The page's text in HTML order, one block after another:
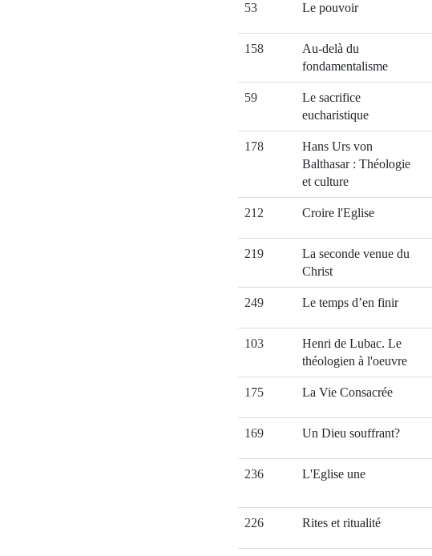
53 Le pouvoir
158
Au-delà du
fondamentalisme
59
Le sacrifice
eucharistique
178
Hans Urs von
Balthasar : Théologie
et culture
212 Croire l'Eglise
219
La seconde venue du
Christ
249 Le temps d’en finir
103
Henri de Lubac. Le
théologien à l'oeuvre
175 La Vie Consacrée
169 Un Dieu souffrant?
236 L'Eglise une
226 Rites et ritualité